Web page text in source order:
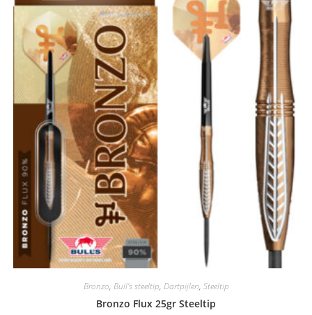
Bronzo, Bull's steeltip, Dartpijlen, Steeltip
Bronzo Flux 25gr Steeltip